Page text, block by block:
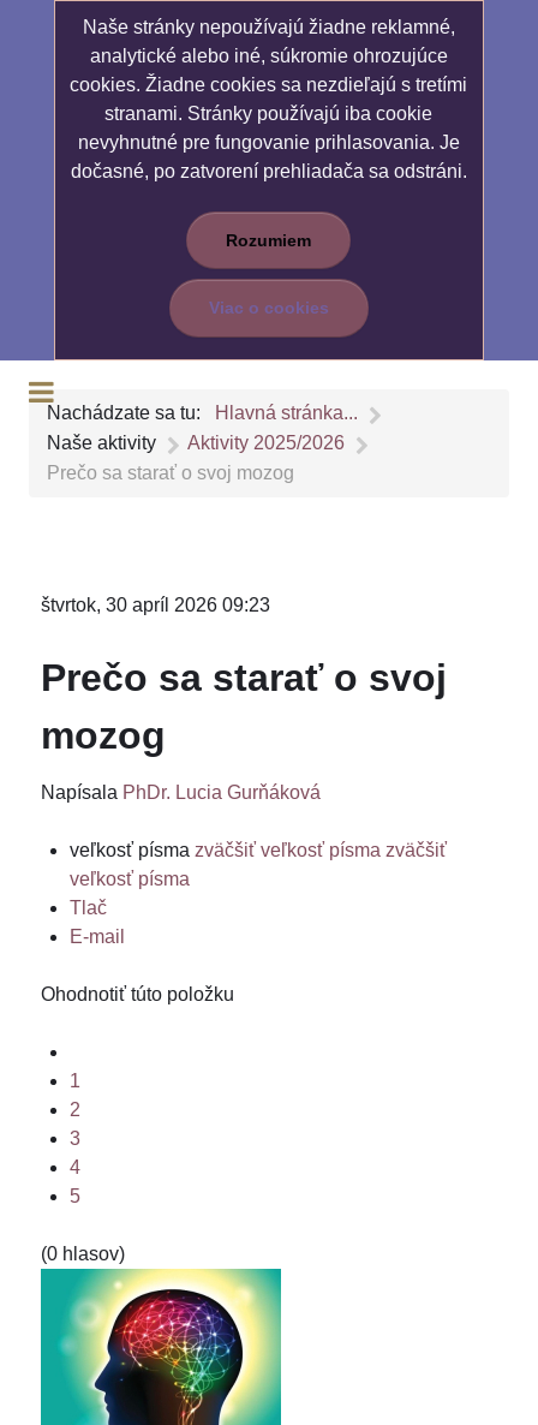
Naše stránky nepoužívajú žiadne reklamné,
analytické alebo iné, súkromie ohrozujúce
cookies. Žiadne cookies sa nezdieľajú s tretími
stranami. Stránky používajú iba cookie
nevyhnutné pre fungovanie prihlasovania. Je
dočasné, po zatvorení prehliadača sa odstráni.
Rozumiem
Viac o cookies
Nachádzate sa tu:
Hlavná stránka...
Naše aktivity
Aktivity 2025/2026
Prečo sa starať o svoj mozog
štvrtok, 30 apríl 2026 09:23
Prečo sa starať o svoj
mozog
Napísala PhDr. Lucia Gurňáková
veľkosť písma zväčšiť veľkosť písma zväčšiť
veľkosť písma
Tlač
E-mail
Ohodnotiť túto položku
1
2
3
4
5
(0 hlasov)